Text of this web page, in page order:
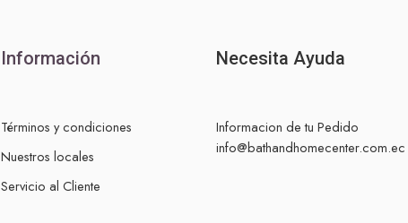
Información
Términos y condiciones
Nuestros locales
Servicio al Cliente
Necesita Ayuda
Informacion de tu Pedido
info@bathandhomecenter.com.ec